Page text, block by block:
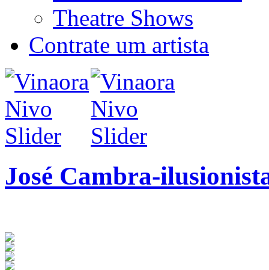
Theatre Shows
Contrate um artista
José Cambra-